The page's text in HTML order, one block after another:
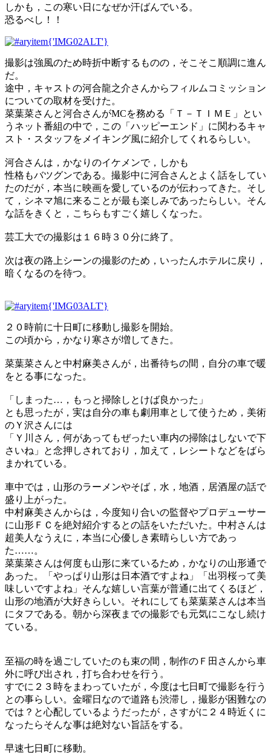
しかも，この寒い日になぜか汗ばんでいる。
恐るべし！！
撮影は強風のため時折中断するものの，そこそこ順調に進ん
だ。
途中，キャストの河合龍之介さんからフィルムコミッション
についての取材を受けた。
菜葉菜さんと河合さんがMCを務める「Ｔ－ＴＩＭＥ」とい
うネット番組の中で，この「ハッピーエンド」に関わるキャ
スト・スタッフをメイキング風に紹介してくれるらしい。
河合さんは，かなりのイケメンで，しかも
性格もバツグンである。撮影中に河合さんとよく話をしてい
たのだが，本当に映画を愛しているのが伝わってきた。そし
て，シネマ旭に来ることが最も楽しみであったらしい。そん
な話をきくと，こちらもすごく嬉しくなった。
芸工大での撮影は１６時３０分に終了。
次は夜の路上シーンの撮影のため，いったんホテルに戻り，
暗くなるのを待つ。
２０時前に十日町に移動し撮影を開始。
この頃から，かなり寒さが増してきた。
菜葉菜さんと中村麻美さんが，出番待ちの間，自分の車で暖
をとる事になった。
「しまった…，もっと掃除しとけば良かった」
とも思ったが，実は自分の車も劇用車として使うため，美術
のＹ沢さんには
「Ｙ川さん，何があってもぜったい車内の掃除はしないで下
さいね」と念押しされており，加えて，レシートなどをばら
まかれている。
車中では，山形のラーメンやそば，水，地酒，居酒屋の話で
盛り上がった。
中村麻美さんからは，今度知り合いの監督やプロデューサー
に山形ＦＣを絶対紹介するとの話をいただいた。中村さんは
超美人なうえに，本当に心優しき素晴らしい方であっ
た……。
菜葉菜さんは何度も山形に来ているため，かなりの山形通で
あった。「やっぱり山形は日本酒ですよね」「出羽桜って美
味しいですよね」そんな嬉しい言葉が普通に出てくるほど，
山形の地酒が大好きらしい。それにしても菜葉菜さんは本当
にタフである。朝から深夜までの撮影でも元気にこなし続け
ている。
至福の時を過ごしていたのも束の間，制作のＦ田さんから車
外に呼び出され，打ち合わせを行う。
すでに２３時をまわっていたが，今度は七日町で撮影を行う
との事らしい。金曜日なので道路も渋滞し，撮影が困難なの
では？と心配しているようだったが，さすがに２４時近くに
なったらそんな事は絶対ない旨話をする。
早速七日町に移動。